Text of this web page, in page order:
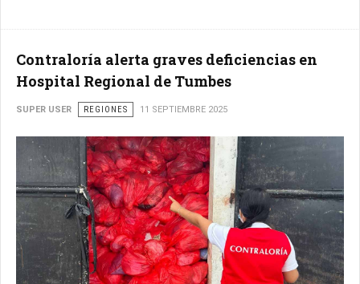
Contraloría alerta graves deficiencias en
Hospital Regional de Tumbes
SUPER USER REGIONES 11 SEPTIEMBRE 2025